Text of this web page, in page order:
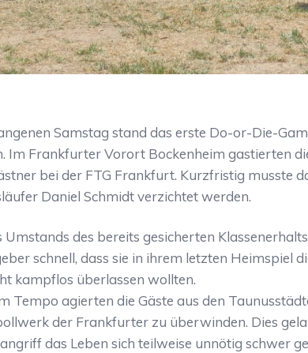
Samstag stand das erste Do-or-Die-
Im Frankfurter Vorort Bockenheim gastierten
bei der FTG Frankfurt. Kurzfristig musste
Daniel Schmidt verzichtet werden.
Umstands des bereits gesicherten
schnell, dass sie in ihrem letzten Heimspiel
kampflos überlassen wollten.
Tempo agierten die Gäste aus den
der Frankfurter zu überwinden. Dies
das Leben sich teilweise unnötig schwer